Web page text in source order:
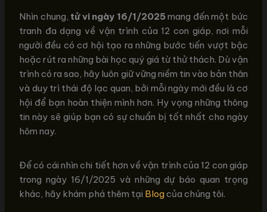
Nhìn chung, tử vi ngày 16/1/2025mang đến một bức
tranh đa dạng về vận trình của 12 con giáp, nơi mỗi
người đều có cơ hội tạo ra những bước tiến vượt bậc
hoặc rút ra những bài học quý giá từ thử thách. Dù vận
trình có ra sao, hãy luôn giữ vững niềm tin vào bản thân
và duy trì thái độ lạc quan, bởi mỗi ngày mới đều là cơ
hội để bạn hoàn thiện mình hơn. Hy vọng những thông
tin này sẽ giúp bạn có sự chuẩn bị tốt nhất cho ngày
hôm nay.
Để có cái nhìn chi tiết hơn về vận trình của 12 con giáp
trong ngày 16/1/2025 và những dự báo quan trọng
khác, hãy khám phá thêm tại Blogcủa chúng tôi.